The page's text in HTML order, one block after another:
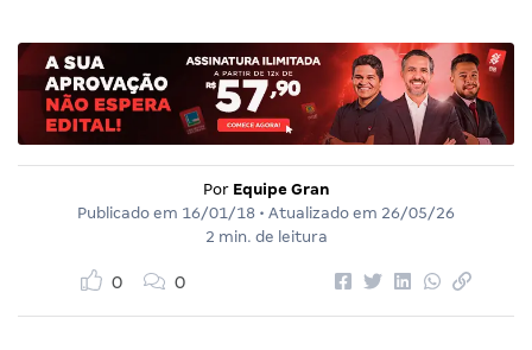
Por Equipe Gran
Publicado em 16/01/18 • Atualizado em 26/05/26
2 min. de leitura
0 0